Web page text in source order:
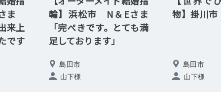
ま
来上
です
輪】浜松市 N＆Eさま
「完ぺきです。とても満
足しております」
島田市
山下様
物】掛川
島田市
山下様